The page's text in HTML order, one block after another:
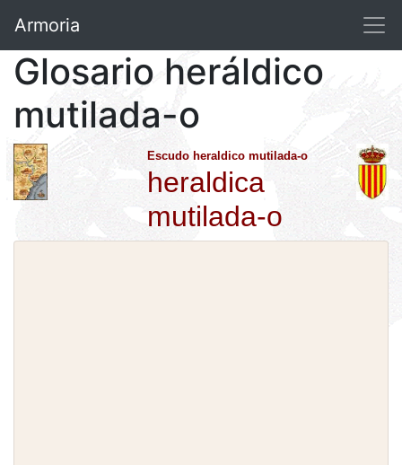
Armoria
Glosario heráldico
mutilada-o
Escudo heraldico mutilada-o
heraldica
mutilada-o